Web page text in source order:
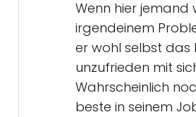
Wenn hier jemand
irgendeinem
er wohl selbst das
unzufrieden mit
Wahrscheinlich
beste in seinem